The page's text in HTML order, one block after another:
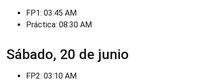
FP1: 03:45 AM
Práctica: 08:30 AM
Sábado, 20 de junio
FP2: 03:10 AM